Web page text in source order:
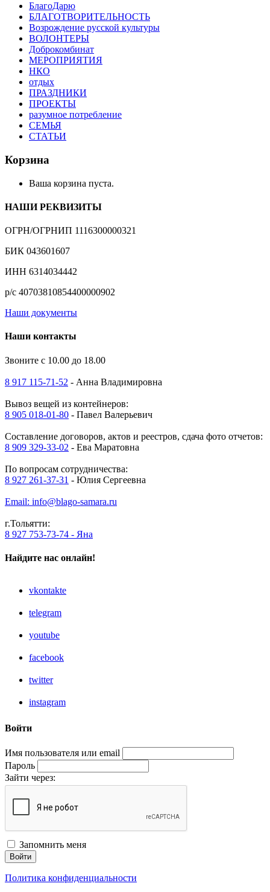
БлагоДарю
БЛАГОТВОРИТЕЛЬНОСТЬ
Возрождение русской культуры
ВОЛОНТЕРЫ
Доброкомбинат
МЕРОПРИЯТИЯ
НКО
отдых
ПРАЗДНИКИ
ПРОЕКТЫ
разумное потребление
СЕМЬЯ
СТАТЬИ
Корзина
Ваша корзина пуста.
НАШИ РЕКВИЗИТЫ
ОГРН/ОГРНИП 1116300000321
БИК 043601607
ИНН 6314034442
р/с 40703810854400000902
Наши документы
Наши контакты
Звоните с 10.00 до 18.00
8 917 115-71-52 - Анна Владимировна
Вывоз вещей из контейнеров:
8 905 018-01-80 - Павел Валерьевич
Составление договоров, актов и реестров, сдача фото отчетов:
8 909 329-33-02 - Ева Маратовна
По вопросам сотрудничества:
8 927 261-37-31 - Юлия Сергеевна
Email: info@blago-samara.ru
г.Тольятти:
8 927 753-73-74 - Яна
Найдите нас онлайн!
vkontakte
telegram
youtube
facebook
twitter
instagram
Войти
Имя пользователя или email
Пароль
Зайти через:
Запомнить меня
Войти
Политика конфиденциальности